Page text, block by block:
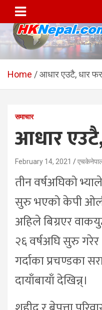
content
सञ्चालित
hknepal, hknepal.com, hk
Home आधार एउटै, धार
समाचार
आधार
February 14, 2021
तीन वर्षअघिको
सुरु भएको केपी
अहिले बिग्रएर
२६ वर्षअघि सुरु गरेर
गर्दाका प्रचण्डका
दायाँबायाँ देखिन्न्।